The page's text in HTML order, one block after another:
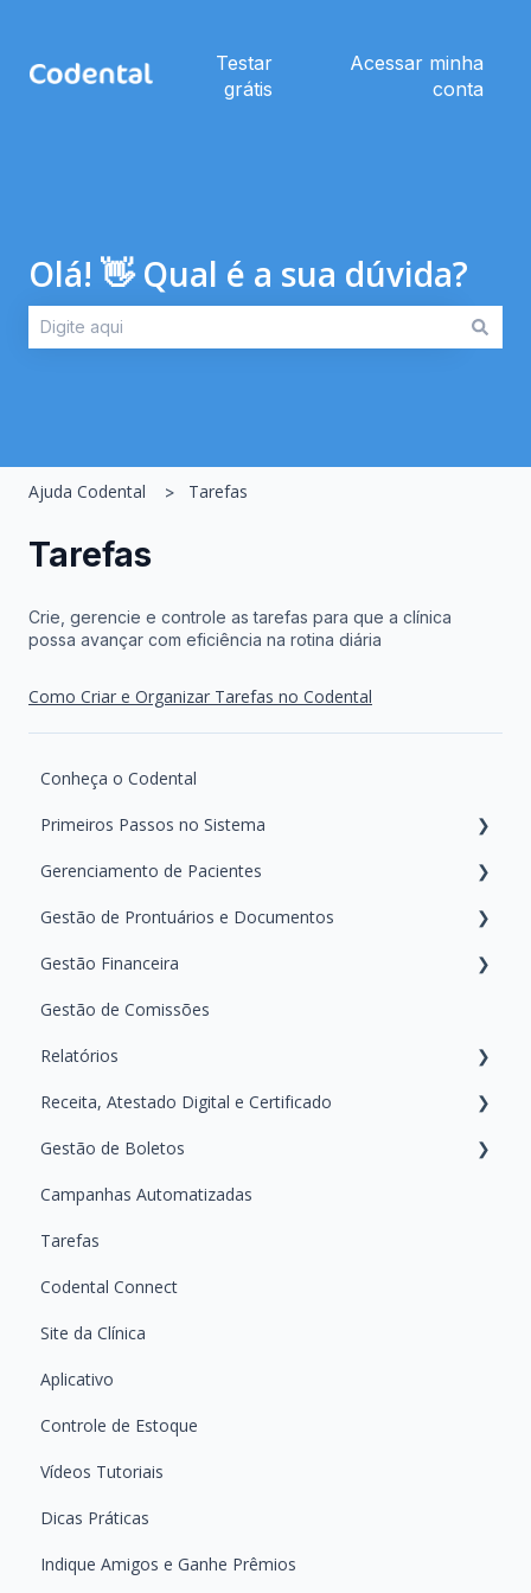
Testar
grátis
Acessar minha
conta
Olá! 👋 Qual é a sua dúvida?
Ajuda Codental Tarefas
Tarefas
Crie, gerencie e controle as tarefas para que a clínica
possa avançar com eficiência na rotina diária
Como Criar e Organizar Tarefas no Codental
Conheça o Codental
Primeiros Passos no Sistema
Configurações iniciais da agenda
Gerenciamento de Equipe e Permissões
Configurando as Mensagens
Personalização e Configurações Clínicas
Gerenciamento de Pacientes
Busca e Cadastro de Pacientes
Retornos e Aniversários
Gestão de Prontuários e Documentos
Gerando e Manipulando Documentos
Gerenciando e Manipulando Arquivos do Paciente
Registrando Tratamentos
Gestão Financeira
Pagamentos do Paciente
Financeiro da Clínica
Gestão de Comissões
Relatórios
Primeiros Passos — Conhecendo a área de Relatórios
Guias Práticos — Como usar cada Relatório
Receita, Atestado Digital e Certificado
Ferramenta de Receita Digital
Certificados Digitais
Atestado Digital
Gestão de Boletos
Emitindo e Acompanhando Boletos
Dúvidas Frequentes Sobre Boletos
Campanhas Automatizadas
Tarefas
Codental Connect
Site da Clínica
Aplicativo
Controle de Estoque
Vídeos Tutoriais
Dicas Práticas
Indique Amigos e Ganhe Prêmios